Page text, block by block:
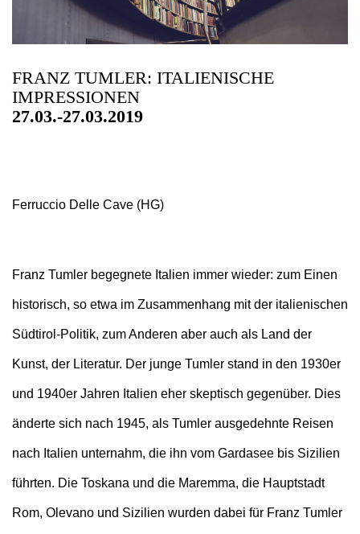
FRANZ TUMLER: ITALIENISCHE
IMPRESSIONEN
27.03.-27.03.2019
Ferruccio Delle Cave (HG)
Franz Tumler begegnete Italien immer wieder: zum Einen
historisch, so etwa im Zusammenhang mit der italienischen
Südtirol-Politik, zum Anderen aber auch als Land der
Kunst, der Literatur. Der junge Tumler stand in den 1930er
und 1940er Jahren Italien eher skeptisch gegenüber. Dies
änderte sich nach 1945, als Tumler ausgedehnte Reisen
nach Italien unternahm, die ihn vom Gardasee bis Sizilien
führten. Die Toskana und die Maremma, die Hauptstadt
Rom, Olevano und Sizilien wurden dabei für Franz Tumler